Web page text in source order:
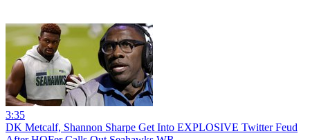
3:35
DK Metcalf, Shannon Sharpe Get Into EXPLOSIVE Twitter Feud